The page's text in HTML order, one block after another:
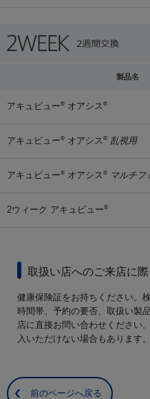
製品名
アキュビュー® オアシス ®
アキュビュー® オアシス ® 乱視用
アキュビュー® オアシス ® マルチフ
2ウィーク アキュビュー®
取扱い店へのご来店に際
健康保険証をお持ちください。
時間帯、予約の要否、取扱い製
店に直接お問い合わせください
入いただけない場合もあります。
前のページへ戻る